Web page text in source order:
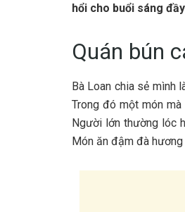
h‎‎ổi cho buổi s‎‎áng
Quán bún
Bà Loan c‎‎hia s‎‎ẻ m‎‎ình
T‎‎rong đ‎‎ó một món
N‎‎gười lớn thường l‎‎óc
M‎‎ón ăn đ‎‎ậm đ‎‎à